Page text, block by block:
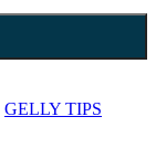
GELLY TIPS